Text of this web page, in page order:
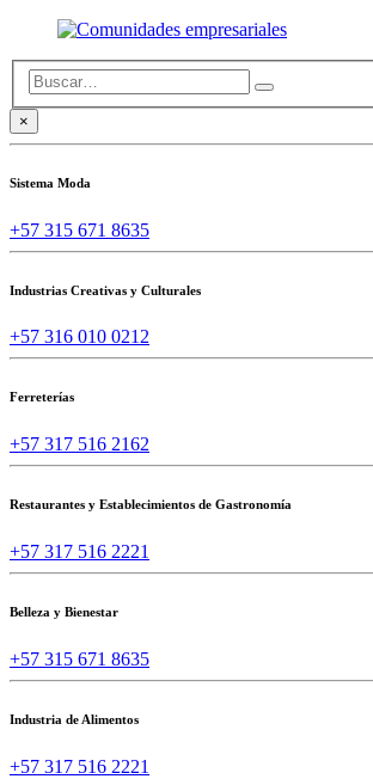
×
Sistema Moda
+57 315 671 8635
Industrias Creativas y Culturales
+57 316 010 0212
Ferreterías
+57 317 516 2162
Restaurantes y Establecimientos de Gastronomía
+57 317 516 2221
Belleza y Bienestar
+57 315 671 8635
Industria de Alimentos
+57 317 516 2221